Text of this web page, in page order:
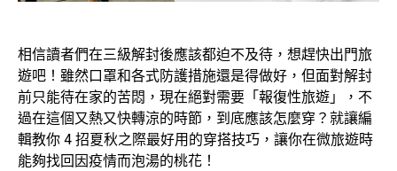
相信讀者們在三級解封後應該都迫不及待，想趕快出門旅
遊吧！雖然口罩和各式防護措施還是得做好，但面對解封
前只能待在家的苦悶，現在絕對需要「報復性旅遊」，不
過在這個又熱又快轉涼的時節，到底應該怎麼穿？就讓編
輯教你 4 招夏秋之際最好用的穿搭技巧，讓你在微旅遊時
能夠找回因疫情而泡湯的桃花！